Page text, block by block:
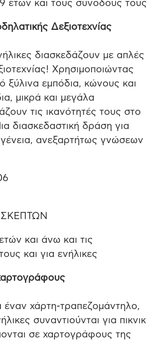
9 ετών και τους συνοδούς τους
Δεξιοτεχνίας
διασκεδάζουν με απλές
Χρησιμοποιώντας
ξύλινα εμπόδια, κώνους και
μικρά και μεγάλα
τις ικανότητές τους στο
διασκεδαστική δράση για
ανεξαρτήτως γνώσεων
και άνω και τις
και για ενήλικες
έναν χάρτη-τραπεζομάντηλο,
συναντιούνται για πικνικ
σε χαρτογράφους της